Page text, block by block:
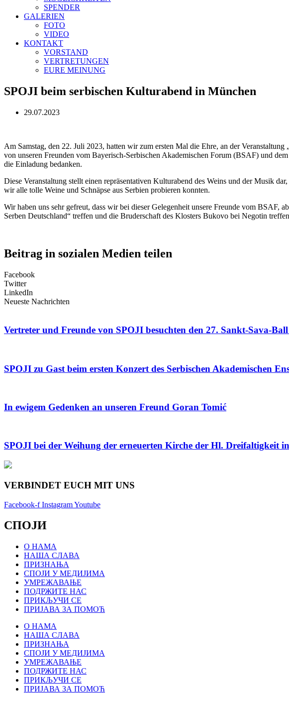
SPENDER
GALERIEN
FOTO
VIDEO
KONTAKT
VORSTAND
VERTRETUNGEN
EURE MEINUNG
SPOJI beim serbischen Kulturabend in München
29.07.2023
Am Samstag, den 22. Juli 2023, hatten wir zum ersten Mal die Ehre, an der
von unseren Freunden vom Bayerisch-Serbischen Akademischen Forum (BSAF) und
die Einladung bedanken.
Diese Veranstaltung stellt einen repräsentativen Kulturabend des Weins und der Musik
wir alle tolle Weine und Schnäpse aus Serbien probieren konnten.
Wir haben uns sehr gefreut, dass wir bei dieser Gelegenheit unsere Freunde vom BSAF,
Serben Deutschland“ treffen und die Bruderschaft des Klosters Bukovo bei Negotin
Beitrag in sozialen Medien teilen
Facebook
Twitter
LinkedIn
Neueste Nachrichten
Vertreter und Freunde von SPOJI besuchten den 27. Sankt-Sava-
SPOJI zu Gast beim ersten Konzert des Serbischen Akademischen
In ewigem Gedenken an unseren Freund Goran Tomić
SPOJI bei der Weihung der erneuerten Kirche der Hl. Dreifaltigkeit
VERBINDET EUCH MIT UNS
Facebook-f InstagramYoutube
СПОЈИ
О НАМА
НАША СЛАВА
ПРИЗНАЊА
СПОЈИ У МЕДИЈИМА
УМРЕЖАВАЊЕ
ПОДРЖИТЕ НАС
ПРИКЉУЧИ СЕ
ПРИЈАВА ЗА ПОМОЋ
О НАМА
НАША СЛАВА
ПРИЗНАЊА
СПОЈИ У МЕДИЈИМА
УМРЕЖАВАЊЕ
ПОДРЖИТЕ НАС
ПРИКЉУЧИ СЕ
ПРИЈАВА ЗА ПОМОЋ